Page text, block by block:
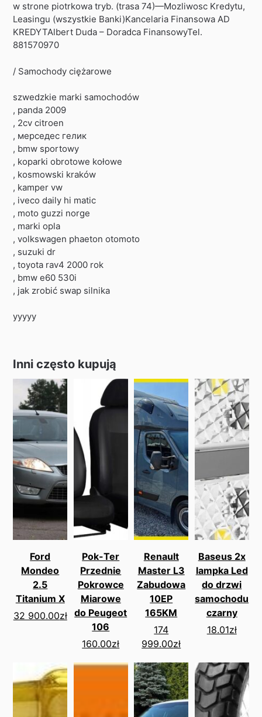
w strone piotrkowa tryb. (trasa 74)—Mozliwosc Kredytu,
Leasingu (wszystkie Banki)Kancelaria Finansowa AD
KREDYTAlbert Duda – Doradca FinansowyTel.
881570970
/ Samochody ciężarowe
szwedzkie marki samochodów
, panda 2009
, 2cv citroen
, мерседес гелик
, bmw sportowy
, koparki obrotowe kołowe
, kosmowski kraków
, kamper vw
, iveco daily hi matic
, moto guzzi norge
, marki opla
, volkswagen phaeton otomoto
, suzuki dr
, toyota rav4 2000 rok
, bmw e60 530i
, jak zrobić swap silnika
yyyyy
Inni często kupują
Ford
Mondeo
2.5
Titanium X
32 900.00zł
Pok-Ter
Przednie
Pokrowce
Miarowe
do Peugeot
106
160.00zł
Renault
Master L3
Zabudowa
10EP
165KM
174
999.00zł
Baseus 2x
lampka Led
do drzwi
samochodu
czarny
18.01zł